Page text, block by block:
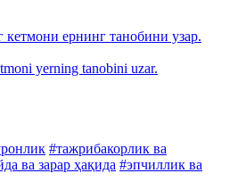
ернинг танобини узар.
yerning tanobini uzar.
#тажрибакорлик ва
ва зарар ҳақида #эпчиллик ва